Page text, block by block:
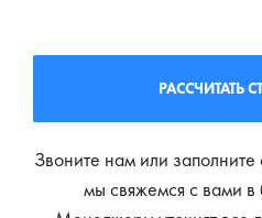
РАССЧИТАТЬ
Звоните нам или
мы свяжемся с вами